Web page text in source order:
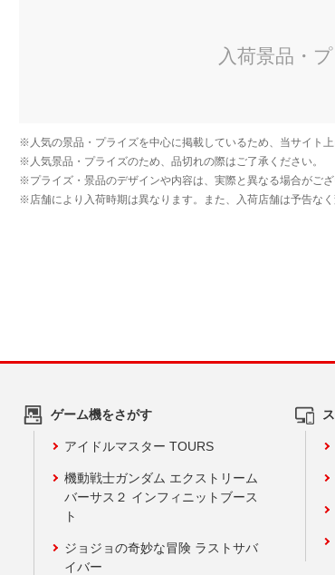
ゲーム機をさがす
アイドルマスター TOURS
機動戦士ガンダム エクストリーム
バーサス２ インフィニットブース
ト
ジョジョの奇妙な冒険 ラストサバ
イバー